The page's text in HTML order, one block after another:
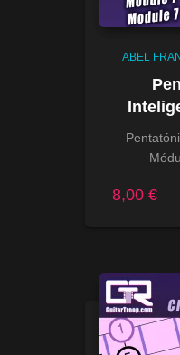
ABEL
8,00 €